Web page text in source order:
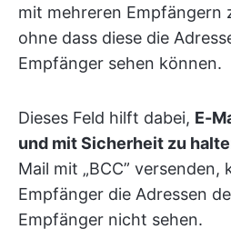
mit mehreren Empfängern
ohne dass diese die
Empfänger sehen können.
Dieses Feld hilft dabei, E-
und mit Sicherheit zu
Mail mit „BCC” versenden,
Empfänger die Adressen
Empfänger nicht sehen.